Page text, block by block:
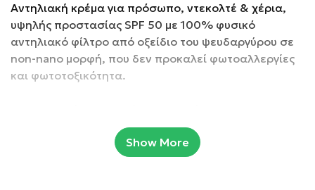
Αντηλιακή κρέμα για πρόσωπο, ντεκολτέ & χέρια,
υψηλής προστασίας SPF 50 με 100% φυσικό
αντηλιακό φίλτρο από οξείδιο του ψευδαργύρου σε
non-nano μορφή, που δεν προκαλεί φωτοαλλεργίες
και φωτοτοξικότητα.
βασίζεται 100% στο φυσικό φίλτρο από οξείδιο του
ψευδαργύρου, αναγνωρισμένο ως ένα πολύ ασφαλές
αντηλιακό φίλτρο ακόμα και για τις πιο ευαίσθητες
Show More